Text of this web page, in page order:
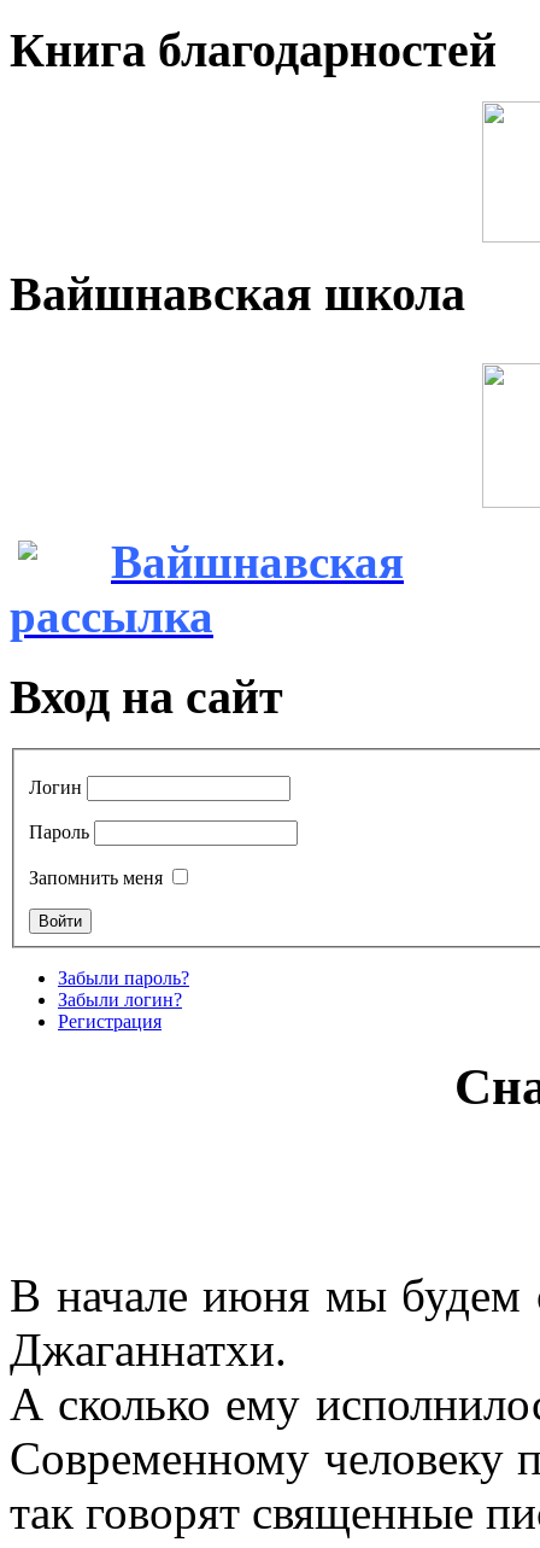
Книга благодарностей
Вайшнавская школа
Вайшнавская
рассылка
Вход на сайт
Логин
Пароль
Запомнить меня
Забыли пароль?
Забыли логин?
Регистрация
В начале июня мы будем
Джаганнатхи.
А сколько ему
Современному человеку
так говорят священные